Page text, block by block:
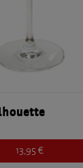
13,95 €